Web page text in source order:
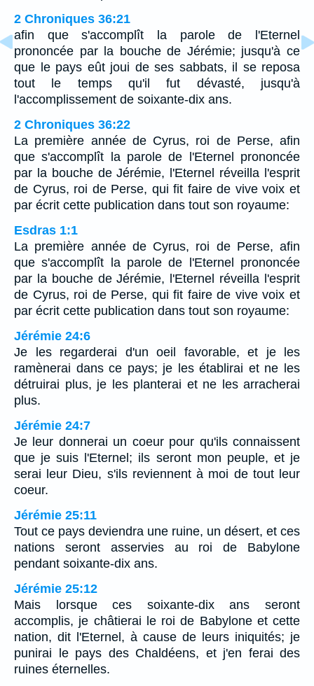
2 Chroniques 36:21
afin que s'accomplît la parole de l'Eternel
prononcée par la bouche de Jérémie; jusqu'à ce
que le pays eût joui de ses sabbats, il se reposa
tout le temps qu'il fut dévasté, jusqu'à
l'accomplissement de soixante-dix ans.
2 Chroniques 36:22
La première année de Cyrus, roi de Perse, afin
que s'accomplît la parole de l'Eternel prononcée
par la bouche de Jérémie, l'Eternel réveilla l'esprit
de Cyrus, roi de Perse, qui fit faire de vive voix et
par écrit cette publication dans tout son royaume:
Esdras 1:1
La première année de Cyrus, roi de Perse, afin
que s'accomplît la parole de l'Eternel prononcée
par la bouche de Jérémie, l'Eternel réveilla l'esprit
de Cyrus, roi de Perse, qui fit faire de vive voix et
par écrit cette publication dans tout son royaume:
Jérémie 24:6
Je les regarderai d'un oeil favorable, et je les
ramènerai dans ce pays; je les établirai et ne les
détruirai plus, je les planterai et ne les arracherai
plus.
Jérémie 24:7
Je leur donnerai un coeur pour qu'ils connaissent
que je suis l'Eternel; ils seront mon peuple, et je
serai leur Dieu, s'ils reviennent à moi de tout leur
coeur.
Jérémie 25:11
Tout ce pays deviendra une ruine, un désert, et ces
nations seront asservies au roi de Babylone
pendant soixante-dix ans.
Jérémie 25:12
Mais lorsque ces soixante-dix ans seront
accomplis, je châtierai le roi de Babylone et cette
nation, dit l'Eternel, à cause de leurs iniquités; je
punirai le pays des Chaldéens, et j'en ferai des
ruines éternelles.